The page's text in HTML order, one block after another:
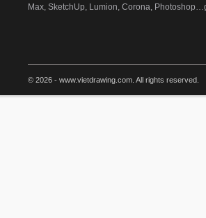
Max, SketchUp, Lumion, Corona,
© 2026 - www.vietdrawing.com. All rights reserved.